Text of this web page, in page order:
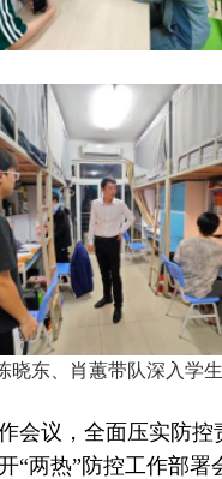
晓东、肖蕙带队深入学
会议，全面压实防控
“两热”防控工作部署